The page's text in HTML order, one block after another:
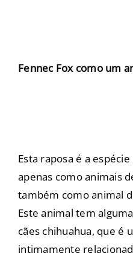
Fennec Fox como um
Esta raposa é a
apenas como animais
também como animal
Este animal tem
cães chihuahua, que é
intimamente